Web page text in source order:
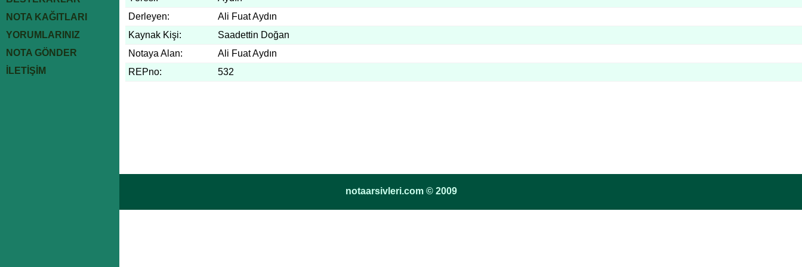
NOTA KAĞITLARI
YORUMLARINIZ
NOTA GÖNDER
İLETİŞİM
Derleyen:
Ali Fuat Aydın
Kaynak Kişi:
Saadettin Doğan
Notaya Alan:
Ali Fuat Aydın
REPno:
532
notaarsivleri.com © 2009